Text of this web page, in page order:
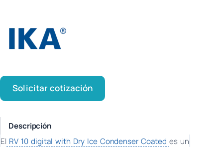
Solicitar cotización
Descripción
El RV 10 digital with Dry Ice Condenser Coated es un